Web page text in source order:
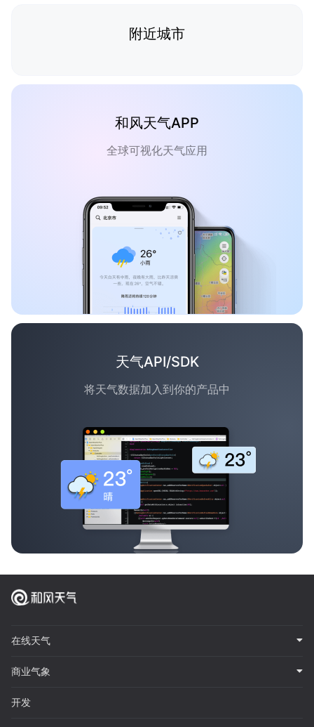
附近城市
和风天气APP
全球可视化天气应用
天气API/SDK
将天气数据加入到你的产品中
在线天气
商业气象
开发